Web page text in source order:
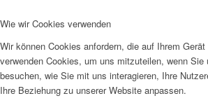
Wie wir Cookies verwenden
Wir können Cookies anfordern, die auf Ihrem
verwenden Cookies, um uns mitzuteilen, wenn Sie
besuchen, wie Sie mit uns interagieren, Ihre
Ihre Beziehung zu unserer Website anpassen.